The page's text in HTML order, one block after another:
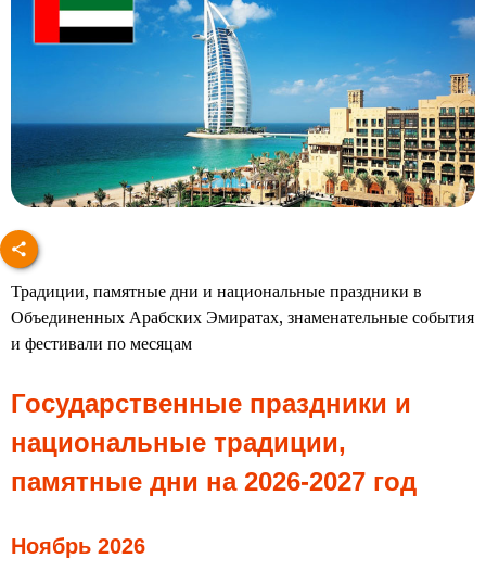
Традиции, памятные дни и национальные праздники в
Объединенных Арабских Эмиратах, знаменательные события
и фестивали по месяцам
Государственные праздники и
национальные традиции,
памятные дни на 2026-2027 год
Ноябрь 2026